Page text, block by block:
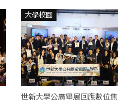
大學校園
世新大學公廣畢展回應數位焦